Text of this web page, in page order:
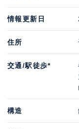
情報更新日
住所
交通/駅徒歩*
構造